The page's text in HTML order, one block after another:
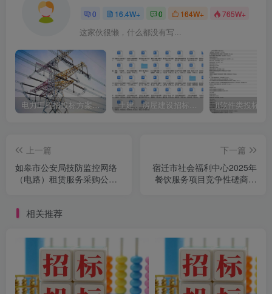
0 16.4W+ 0 164W+ 765W+
这家伙很懒，什么都没有写...
电力工程招投标方案模板 土建、房屋建设招标文件标书模板 it软件类投标书
上一篇
如皋市公安局技防监控网络
（电路）租赁服务采购公告
下一篇
宿迁市社会福利中心2025年
餐饮服务项目竞争性磋商公
相关推荐